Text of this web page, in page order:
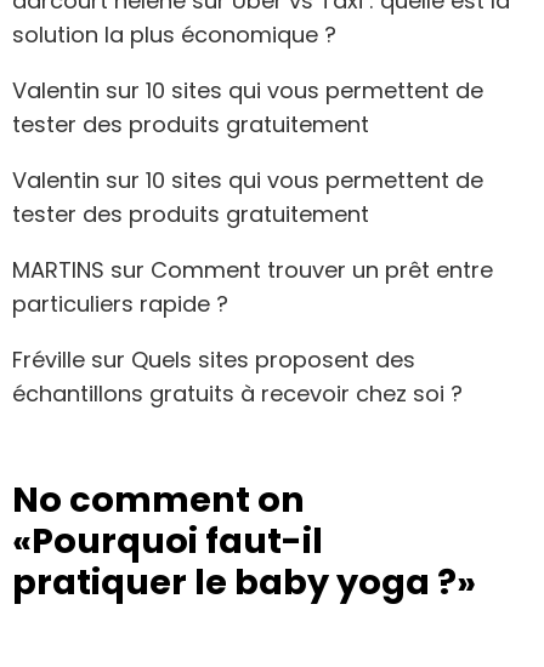
solution la plus économique ?
Valentin sur 10 sites qui vous permettent de
tester des produits gratuitement
Valentin sur 10 sites qui vous permettent de
tester des produits gratuitement
MARTINS sur Comment trouver un prêt entre
particuliers rapide ?
Fréville sur Quels sites proposent des
échantillons gratuits à recevoir chez soi ?
No comment on
«Pourquoi faut-il
pratiquer le baby yoga ?»